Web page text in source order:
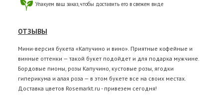
Упакуем ваш заказ, чтобы доставить его в свежем виде
ОТЗЫВЫ
Мини-версия букета «Капучино и вино». Приятные кофейные и
винные оттенки — такой букет подойдет и для подарка мужчине.
Бордовые пионы, розы Капучино, кустовые розы, ягодки
гиперикума и алая роза — в этом букете все на своих местах.
Доставка цветов Rosemarkt.ru - привезем сегодня!